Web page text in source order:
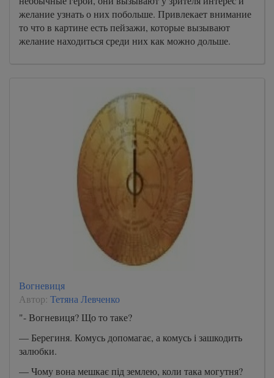
желание узнать о них побольше. Привлекает внимание
то что в картине есть пейзажи, которые вызывают
желание находиться среди них как можно дольше.
Вогневиця
Автор: Тетяна Левченко
"- Вогневиця? Що то таке?
— Берегиня. Комусь допомагає, а комусь і зашкодить
залюбки.
— Чому вона мешкає під землею, коли така могутня?